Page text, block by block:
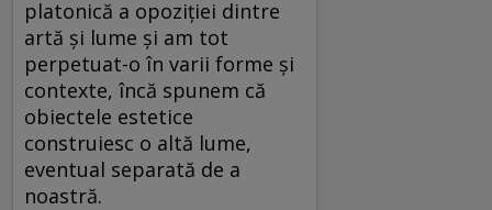
platonică a opoziției dintre
artă și lume și am tot
perpetuat-o în varii forme și
contexte, încă spunem că
obiectele estetice
construiesc o altă lume,
eventual separată de a
noastră.